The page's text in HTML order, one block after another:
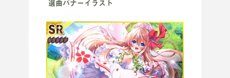
選曲バナーイラスト